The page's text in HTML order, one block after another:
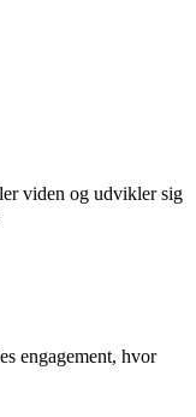
viden og udvikler sig
engagement, hvor